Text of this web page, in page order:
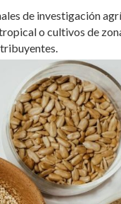
de investigación
o cultivos de